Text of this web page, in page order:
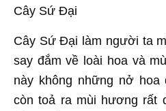
Cây Sứ Đại
Cây Sứ Đại làm người ta
say đắm về loài hoa và
này không những nở hoa
còn toả ra mùi hương rất